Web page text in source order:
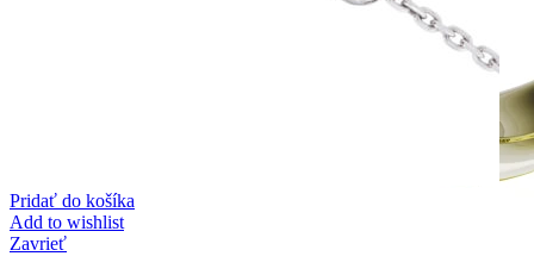
Pridať do košíka
Add to wishlist
Zavrieť